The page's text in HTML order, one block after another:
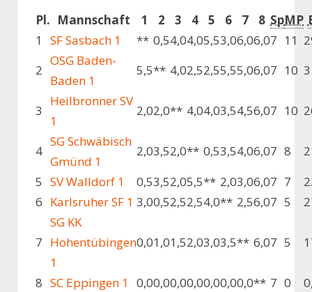
Pl. Mannschaft 1 2 3 4 5 6 7 8 SpMP
1
SF Sasbach 1 ** 0,54,04,05,53,06,06,07 11
2
OSG Baden-
Baden 1
5,5** 4,02,52,55,55,06,07 10
3
Heilbronner SV
1
2,02,0** 4,04,03,54,56,07 10
4
SG Schwäbisch
Gmünd 1
2,03,52,0** 0,53,54,06,07 8
5 SV Walldorf 1 0,53,52,05,5** 2,03,06,07 7
6 Karlsruher SF 1 3,00,52,52,54,0** 2,56,07 5
7
SG KK
Hohentübingen
1
0,01,01,52,03,03,5** 6,07 5
8 SC Eppingen 1 0,00,00,00,00,00,00,0** 7 0